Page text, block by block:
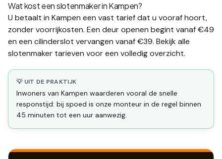
Wat kost een slotenmaker inKampen?
U betaalt in Kampen een vast tarief dat u vooraf hoort,
zonder voorrijkosten. Een deur openen begint vanaf €49
en een cilinderslot vervangen vanaf €39. Bekijk alle
slotenmaker tarieven voor een volledig overzicht.
💡 UIT DE PRAKTIJK
Inwoners van Kampen waarderen vooral de snelle
responstijd: bij spoed is onze monteur in de regel binnen
45 minuten tot een uur aanwezig.